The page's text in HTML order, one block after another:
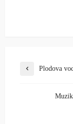
Plodova